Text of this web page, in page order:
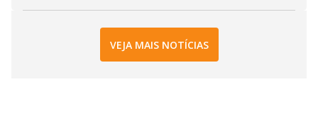
VEJA MAIS NOTÍCIAS